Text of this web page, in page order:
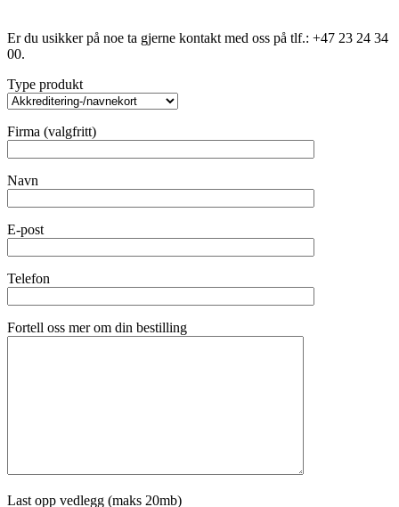
Er du usikker på noe ta gjerne kontakt med oss på tlf.: +47 23 24 34
00.
Type produkt
Firma (valgfritt)
Navn
E-post
Telefon
Fortell oss mer om din bestilling
Last opp vedlegg (maks 20mb)